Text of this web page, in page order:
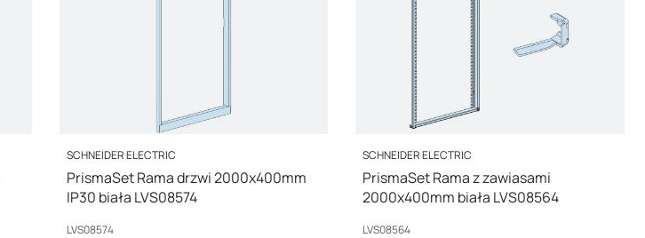
PRODUCENT
SCHNEIDER ELECTRIC
PrismaSet Rama drzwi 2000x400mm
IP30 biała LVS08574
Kod producenta
LVS08574
PRODUCENT
SCHNEIDER ELECTRIC
PrismaSet Rama z zawiasami
2000x400mm biała LVS08564
Kod producenta
LVS08564